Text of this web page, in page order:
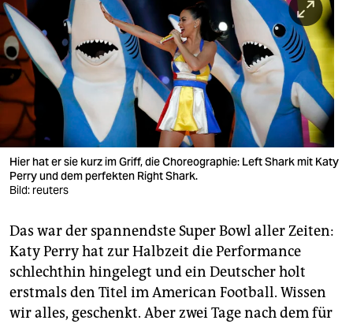
sport
berlin
nord
wahrheit
verlag
verlag
shop
fragen & hilfe
unterstützen
Hier hat er sie kurz im Griff, die Choreographie: Left Shark mit Katy
Perry und dem perfekten Right Shark.
Bild: reuters
Das war der spannendste Super Bowl aller Zeiten:
Katy Perry hat zur Halbzeit die Performance
schlechthin hingelegt und ein Deutscher holt
erstmals den Titel im American Football. Wissen
wir alles, geschenkt. Aber zwei Tage nach dem für